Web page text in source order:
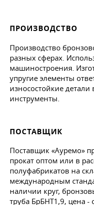
ПРОИЗВОДСТВО
Производство
разных сферах.
машиностроения.
упругие элементы
износостойкие
инструменты.
ПОСТАВЩИК
Поставщик «Ауремо»
прокат оптом или в
полуфабрикатов на
международным
наличии круг,
труба БрБНТ1,9, цена -